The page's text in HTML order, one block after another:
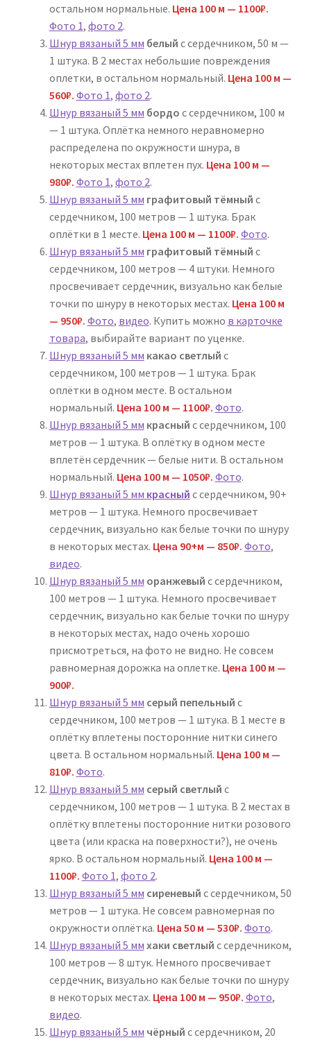
остальном нормальные. Цена 100 м — 1100₽.
Фото 1, фото 2.
Шнур вязаный 5 мм белый с сердечником, 50 м —
1 штука. В 2 местах небольшие повреждения
оплетки, в остальном нормальный. Цена 100 м —
560₽. Фото 1, фото 2.
Шнур вязаный 5 мм бордо с сердечником, 100 м
— 1 штука. Оплётка немного неравномерно
распределена по окружности шнура, в
некоторых местах вплетен пух. Цена 100 м —
980₽. Фото 1, фото 2.
Шнур вязаный 5 мм графитовый тёмный с
сердечником, 100 метров — 1 штука. Брак
оплётки в 1 месте. Цена 100 м — 1100₽. Фото.
Шнур вязаный 5 мм графитовый тёмный с
сердечником, 100 метров — 4 штуки. Немного
просвечивает сердечник, визуально как белые
точки по шнуру в некоторых местах. Цена 100 м
— 950₽. Фото, видео. Купить можно в карточке
товара, выбирайте вариант по уценке.
Шнур вязаный 5 мм какао светлый с
сердечником, 100 метров — 1 штука. Брак
оплётки в одном месте. В остальном
нормальный. Цена 100 м — 1100₽. Фото.
Шнур вязаный 5 мм красный с сердечником, 100
метров — 1 штука. В оплётку в одном месте
вплетён сердечник — белые нити. В остальном
нормальный. Цена 100 м — 1050₽. Фото.
Шнур вязаный 5 мм красный с сердечником, 90+
метров — 1 штука. Немного просвечивает
сердечник, визуально как белые точки по шнуру
в некоторых местах. Цена 90+м — 850₽. Фото,
видео.
Шнур вязаный 5 мм оранжевый с сердечником,
100 метров — 1 штука. Немного просвечивает
сердечник, визуально как белые точки по шнуру
в некоторых местах, надо очень хорошо
присмотреться, на фото не видно. Не совсем
равномерная дорожка на оплетке. Цена 100 м —
900₽.
Шнур вязаный 5 мм серый пепельный с
сердечником, 100 метров — 1 штука. В 1 месте в
оплётку вплетены посторонние нитки синего
цвета. В остальном нормальный. Цена 100 м —
810₽. Фото.
Шнур вязаный 5 мм серый светлый с
сердечником, 100 метров — 1 штука. В 2 местах в
оплётку вплетены посторонние нитки розового
цвета (или краска на поверхности?), не очень
ярко. В остальном нормальный. Цена 100 м —
1100₽. Фото 1, фото 2.
Шнур вязаный 5 мм сиреневый с сердечником, 50
метров — 1 штука. Не совсем равномерная по
окружности оплётка. Цена 50 м — 530₽. Фото.
Шнур вязаный 5 мм хаки светлый с сердечником,
100 метров — 8 штук. Немного просвечивает
сердечник, визуально как белые точки по шнуру
в некоторых местах. Цена 100 м — 950₽. Фото,
видео.
Шнур вязаный 5 мм чёрный с сердечником, 20